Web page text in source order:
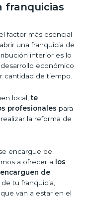
franquicias
factor más esencial
una franquicia de
interior es lo
económico
cantidad de tiempo.
local,te
profesionales para
la reforma de
encargue de
a ofrecer a
los
de
tu franquicia,
van a estar en el